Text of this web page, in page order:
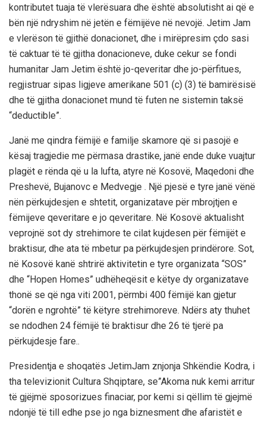
kontributet tuaja të vlerësuara dhe është absolutisht ai që e
bën një ndryshim në jetën e fëmijëve në nevojë. Jetim Jam
e vlerëson të gjithë donacionet, dhe i mirëpresim çdo sasi
të caktuar të të gjitha donacioneve, duke cekur se fondi
humanitar Jam Jetim është jo-qeveritar dhe jo-përfitues,
regjistruar sipas ligjeve amerikane 501 (c) (3) të bamirësisë
dhe të gjitha donacionet mund të futen ne sistemin taksë
“deductible”.
Janë me qindra fëmijë e familje skamore që si pasojë e
kësaj tragjedie me përmasa drastike, janë ende duke vuajtur
plagët e rënda që u la lufta, atyre në Kosovë, Maqedoni dhe
Preshevë, Bujanovc e Medvegje . Një pjesë e tyre janë vënë
nën përkujdesjen e shtetit, organizatave për mbrojtjen e
fëmijeve qeveritare e jo qeveritare. Në Kosovë aktualisht
veprojnë sot dy strehimore te cilat kujdesen për fëmijët e
braktisur, dhe ata të mbetur pa përkujdesjen prindërore. Sot,
në Kosovë kanë shtrirë aktivitetin e tyre organizata “SOS”
dhe “Hopen Homes” udhëheqësit e këtye dy organizatave
thonë se që nga viti 2001, përmbi 400 fëmijë kan gjetur
“dorën e ngrohtë” të këtyre strehimoreve. Ndërs aty thuhet
se ndodhen 24 fëmijë të braktisur dhe 26 të tjerë pa
përkujdesje fare..
Presidentja e shoqatës JetimJam znjonja Shkëndie Kodra, i
tha televizionit Cultura Shqiptare, se”Akoma nuk kemi arritur
të gjëjmë sposorizues finaciar, por kemi si qëllim të gjejmë
ndonjë të till edhe pse jo nga biznesment dhe afaristët e